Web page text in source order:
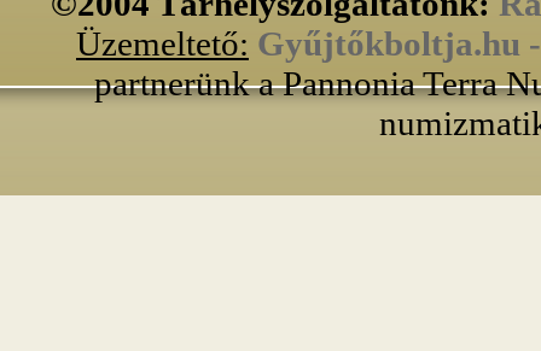
Üzemeltető: Gyűjtőkboltja.hu -
partnerünk a Pannonia Terra